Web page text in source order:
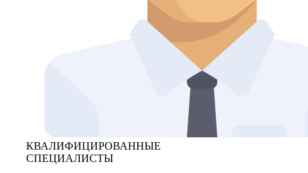
КВАЛИФИЦИРОВАННЫЕ
СПЕЦИАЛИСТЫ